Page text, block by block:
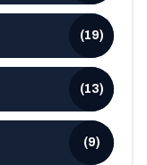
(19)
(13)
(9)